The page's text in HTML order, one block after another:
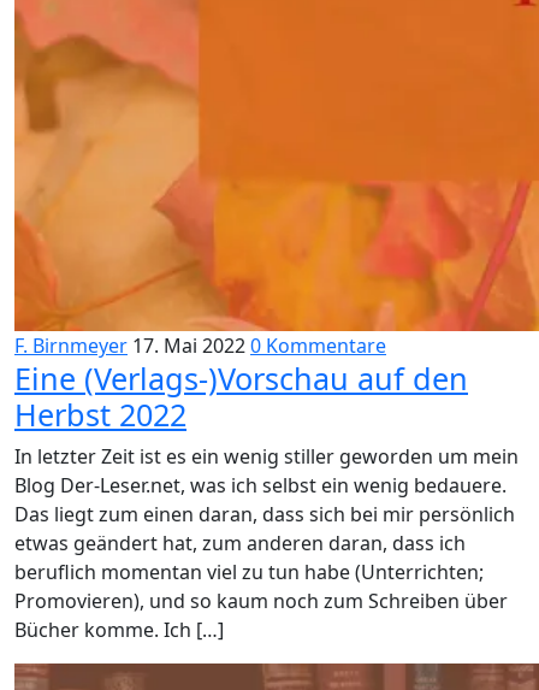
F. Birnmeyer 17. Mai 20220 Kommentare
Eine (Verlags-)Vorschau auf den
Herbst 2022
In letzter Zeit ist es ein wenig stiller geworden um mein
Blog Der-Leser.net, was ich selbst ein wenig bedauere.
Das liegt zum einen daran, dass sich bei mir persönlich
etwas geändert hat, zum anderen daran, dass ich
beruflich momentan viel zu tun habe (Unterrichten;
Promovieren), und so kaum noch zum Schreiben über
Bücher komme. Ich […]